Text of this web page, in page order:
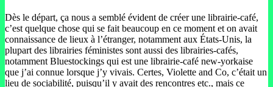
Dès le départ, ça nous a semblé évident de créer une librairie-café,
c’est quelque chose qui se fait beaucoup en ce moment et on avait
connaissance de lieux à l’étranger, notamment aux États-Unis, la
plupart des librairies féministes sont aussi des librairies-cafés,
notamment Bluestockings qui est une librairie-café new-yorkaise
que j’ai connue lorsque j’y vivais. Certes, Violette and Co, c’était un
lieu de sociabilité, puisqu’il y avait des rencontres etc., mais ce